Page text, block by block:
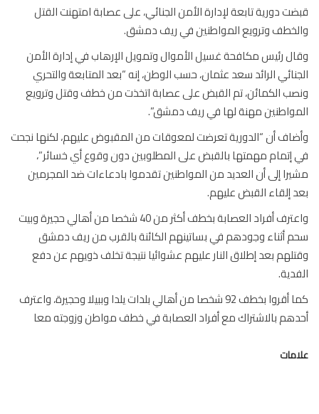
دورية تابعة لإدارة الأمن الجنائي، على عصابة امتهنت القتل
وترويع المواطنين في ريف دمشق.
رئيس مكافحة غسيل الأموال وتمويل الإرهاب في إدارة الأمن
الرائد سعد عثمان، حسب الوطن، إنه “بعد المتابعة والتحري
الكمائن، تم القبض على عصابة اتخذت من خطف وقتل وترويع
مهنة لها في ريف دمشق”.
أن “الدورية تعرضت لمعوقات من المقبوض عليهم، لكنها نجحت
مهمتها بالقبض على المطلوبين دون وقوع أي خسائر”،
إلى أن العديد من المواطنين تقدموا بادعاءات ضد المجرمين
إلقاء القبض عليهم.
واعترف أفراد العصابة بخطف أكثر من 40 شخصا من أهالي حجيرة وبيت
أثناء وجودهم في بساتينهم الكائنة بالقرب من ريف دمشق
بعد إطلاق النار عليهم عشوائيا نتيجة تخلف ذويهم عن دفع
كما أقروا بخطف 92 شخصا من أهالي بلدات يلدا وببيلا وحجيرة، واعترف
بالاشتراك مع أفراد العصابة في خطف مواطن وزوجته معا